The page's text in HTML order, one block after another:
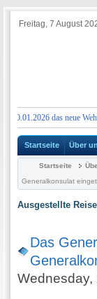
Freitag, 7 August
das neue
Startseite Über
Startseite
Generalkonsulat
Ausgestellte
Das
Wednesday,